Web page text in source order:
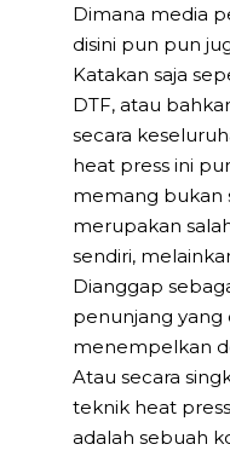
Dimana media
disini pun pun
Katakan saja
DTF, atau
secara
heat press ini
memang bukan
merupakan
sendiri,
Dianggap
penunjang
menempelkan
Atau secara
teknik heat
adalah sebuah